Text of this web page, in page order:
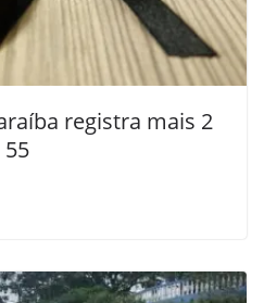
registra mais 2